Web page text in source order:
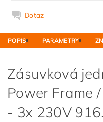
Dotaz
POPIS PARAMETRY
Zásuvková
Power Frame
- 3x 230V